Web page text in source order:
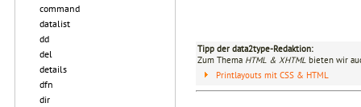
command
datalist
dd
del
details
dfn
dir
Tipp der data2type-Redaktion:
Zum Thema HTML & XHTML bieten wir
Printlayouts mit CSS & HTML